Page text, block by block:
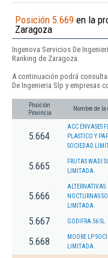
Posición 5.669 en la
Zaragoza
Ingenova Servicios De
Ranking de Zaragoza.
A continuación podrá
De Ingenieria Slp y empresas
Posición
Provincia
Nombre de la
5.664
ACC ENVASES
PLASTICO Y
SOCIEDAD
5.665
FRUTAS WADI
LIMITADA.
5.666
ALTERNATIVAS
NOCTURNAS
LIMITADA.
5.667 GODIFRA 56 SL
5.668
MOORE LP
LIMITADA.